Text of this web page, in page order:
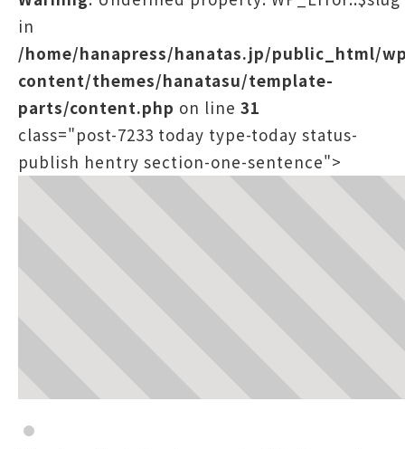
in
/home/hanapress/hanatas.jp/public_html/
content/themes/hanatasu/template-
parts/content.php on line 31
class="post-7233 today type-today status-
publish hentry section-one-sentence">